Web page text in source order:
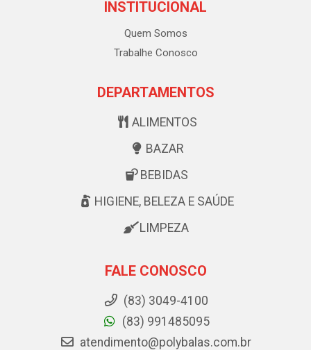
INSTITUCIONAL
Quem Somos
Trabalhe Conosco
DEPARTAMENTOS
ALIMENTOS
BAZAR
BEBIDAS
HIGIENE, BELEZA E SAÚDE
LIMPEZA
FALE CONOSCO
(83) 3049-4100
(83) 991485095
atendimento@polybalas.com.br